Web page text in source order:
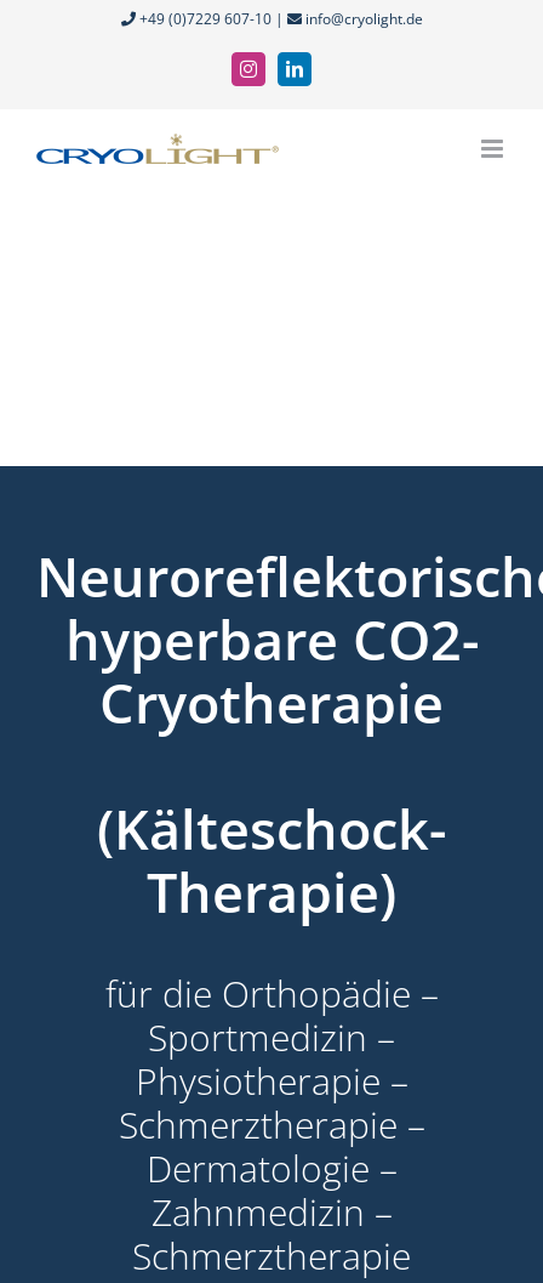
+49 (0)7229 607-10 | info@cryolight.de
InstagramLinkedIn
hyperbare CO2-
Cryotherapie
(Kälteschock-
Therapie)
für die Orthopädie –
Sportmedizin –
Physiotherapie –
Schmerztherapie –
Dermatologie –
Zahnmedizin –
Schmerztherapie